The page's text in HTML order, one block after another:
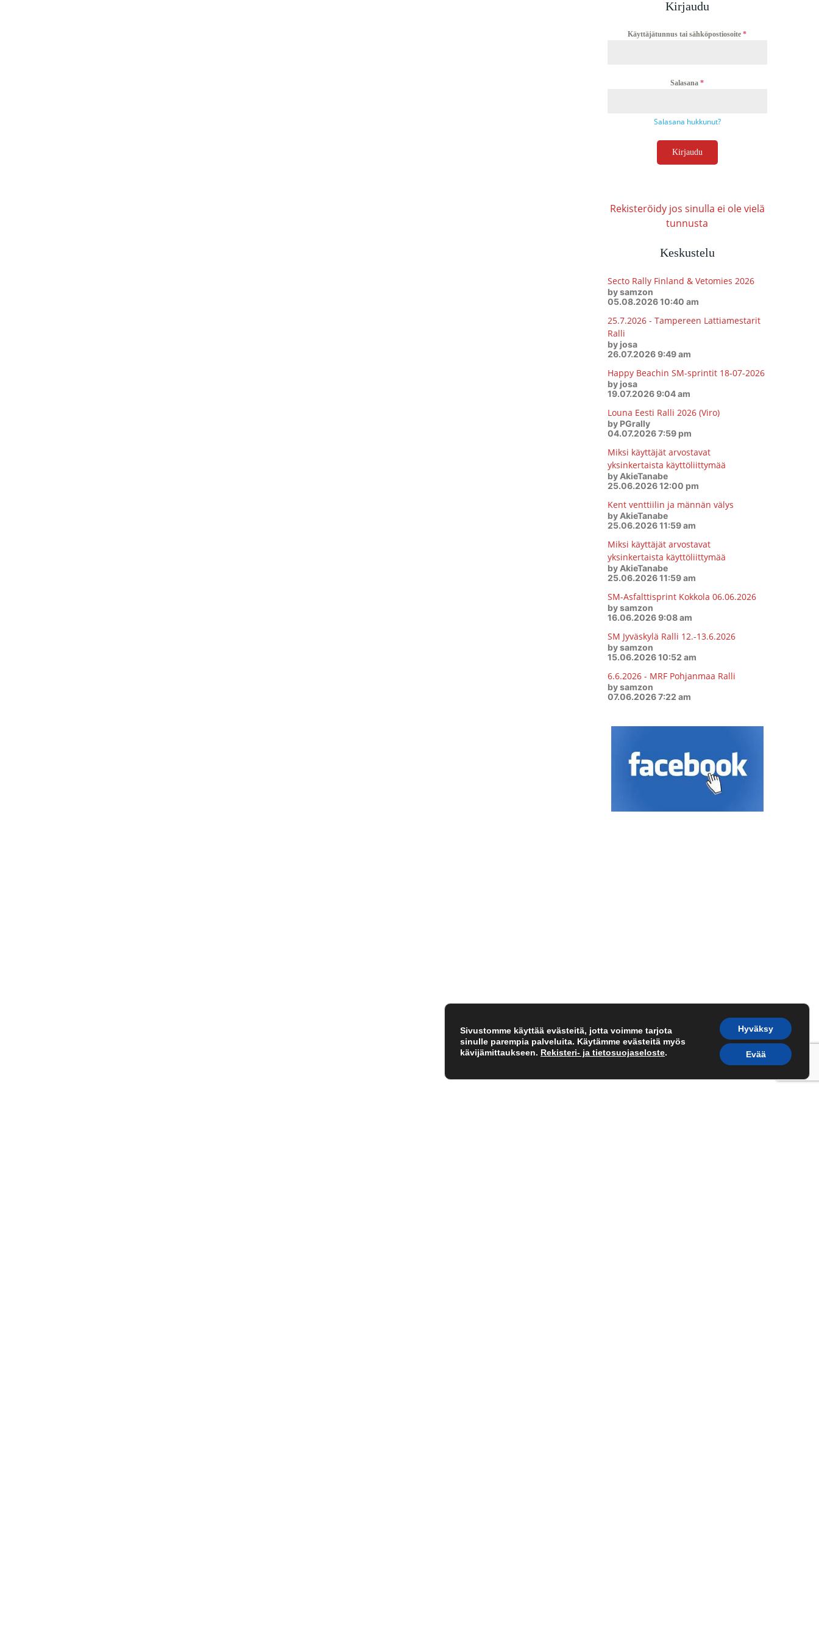
Kirjaudu
Käyttäjätunnus tai sähköpostiosoite*
Salasana*
Salasana hukkunut?
Kirjaudu
Rekisteröidy jos sinulla ei ole vielä
tunnusta
Keskustelu
Secto Rally Finland & Vetomies 2026
by samzon
05.08.2026 10:40 am
25.7.2026 - Tampereen Lattiamestarit
Ralli
by josa
26.07.2026 9:49 am
Happy Beachin SM-sprintit 18-07-2026
by josa
19.07.2026 9:04 am
Louna Eesti Ralli 2026 (Viro)
by PGrally
04.07.2026 7:59 pm
Miksi käyttäjät arvostavat
yksinkertaista käyttöliittymää
by AkieTanabe
25.06.2026 12:00 pm
Kent venttiilin ja männän välys
by AkieTanabe
25.06.2026 11:59 am
Miksi käyttäjät arvostavat
yksinkertaista käyttöliittymää
by AkieTanabe
25.06.2026 11:59 am
SM-Asfalttisprint Kokkola 06.06.2026
by samzon
16.06.2026 9:08 am
SM Jyväskylä Ralli 12.-13.6.2026
by samzon
15.06.2026 10:52 am
6.6.2026 - MRF Pohjanmaa Ralli
by samzon
07.06.2026 7:22 am
Sivustomme käyttää evästeitä, jotta voimme tarjota
sinulle parempia palveluita. Käytämme evästeitä myös
kävijämittaukseen. Rekisteri- ja tietosuojaseloste.
Hyväksy
Evää